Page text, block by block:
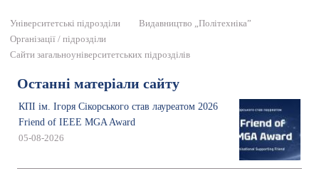
Університетські підрозділи
Видавництво „Політехніка”
Організації / підрозділи
Сайти загальноуніверситетських підрозділів
Останні матеріали сайту
КПІ ім. Ігоря Сікорського став лауреатом 2026
Friend of IEEE MGA Award
05-08-2026